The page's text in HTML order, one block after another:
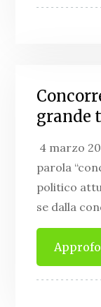
grande
4 marzo
parola
politico
se dalla